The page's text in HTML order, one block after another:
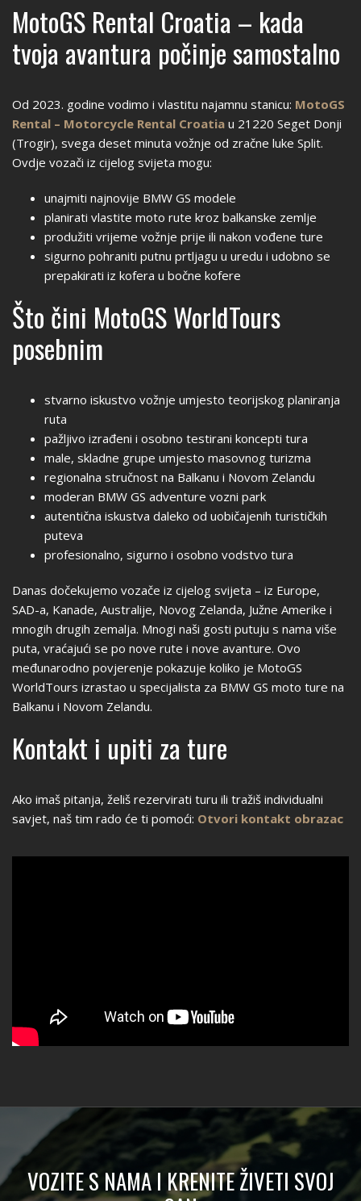
MotoGS Rental Croatia – kada
tvoja avantura počinje samostalno
Od 2023. godine vodimo i vlastitu najamnu stanicu: MotoGS
Rental – Motorcycle Rental Croatia u 21220 Seget Donji
(Trogir), svega deset minuta vožnje od zračne luke Split.
Ovdje vozači iz cijelog svijeta mogu:
unajmiti najnovije BMW GS modele
planirati vlastite moto rute kroz balkanske zemlje
produžiti vrijeme vožnje prije ili nakon vođene ture
sigurno pohraniti putnu prtljagu u uredu i udobno se
prepakirati iz kofera u bočne kofere
Što čini MotoGS WorldTours
posebnim
stvarno iskustvo vožnje umjesto teorijskog planiranja
ruta
pažljivo izrađeni i osobno testirani koncepti tura
male, skladne grupe umjesto masovnog turizma
regionalna stručnost na Balkanu i Novom Zelandu
moderan BMW GS adventure vozni park
autentična iskustva daleko od uobičajenih turističkih
puteva
profesionalno, sigurno i osobno vodstvo tura
Danas dočekujemo vozače iz cijelog svijeta – iz Europe,
SAD-a, Kanade, Australije, Novog Zelanda, Južne Amerike i
mnogih drugih zemalja. Mnogi naši gosti putuju s nama više
puta, vraćajući se po nove rute i nove avanture. Ovo
međunarodno povjerenje pokazuje koliko je MotoGS
WorldTours izrastao u specijalista za BMW GS moto ture na
Balkanu i Novom Zelandu.
Kontakt i upiti za ture
Ako imaš pitanja, želiš rezervirati turu ili tražiš individualni
savjet, naš tim rado će ti pomoći: Otvori kontakt obrazac
VOZITE S NAMA I KRENITE ŽIVETI SVOJ